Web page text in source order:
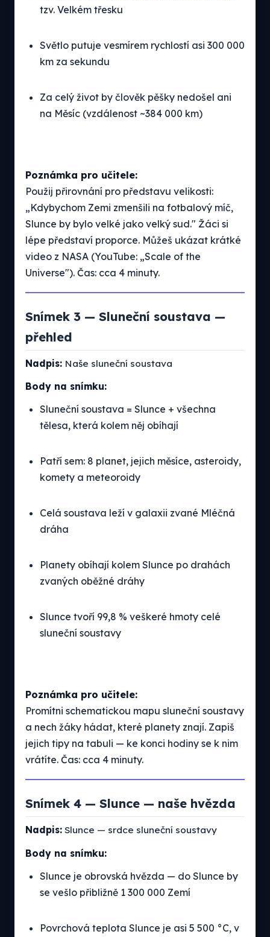
tzv. Velkém třesku
Světlo putuje vesmírem rychlostí asi 300 000
km za sekundu
Za celý život by člověk pěšky nedošel ani
na Měsíc (vzdálenost ~384 000 km)
Poznámka pro učitele:
Použij přirovnání pro představu velikosti:
„Kdybychom Zemi zmenšili na fotbalový míč,
Slunce by bylo velké jako velký sud." Žáci si
lépe představí proporce. Můžeš ukázat krátké
video z NASA (YouTube: „Scale of the
Universe"). Čas: cca 4 minuty.
Snímek 3 — Sluneční soustava —
přehled
Nadpis: Naše sluneční soustava
Body na snímku:
Sluneční soustava = Slunce + všechna
tělesa, která kolem něj obíhají
Patří sem: 8 planet, jejich měsíce, asteroidy,
komety a meteoroidy
Celá soustava leží v galaxii zvané Mléčná
dráha
Planety obíhají kolem Slunce po drahách
zvaných oběžné dráhy
Slunce tvoří 99,8 % veškeré hmoty celé
sluneční soustavy
Poznámka pro učitele:
Promítni schematickou mapu sluneční soustavy
a nech žáky hádat, které planety znají. Zapiš
jejich tipy na tabuli — ke konci hodiny se k nim
vrátíte. Čas: cca 4 minuty.
Snímek 4 — Slunce — naše hvězda
Nadpis: Slunce — srdce sluneční soustavy
Body na snímku:
Slunce je obrovská hvězda — do Slunce by
se vešlo přibližně 1 300 000 Zemí
Povrchová teplota Slunce je asi 5 500 °C, v